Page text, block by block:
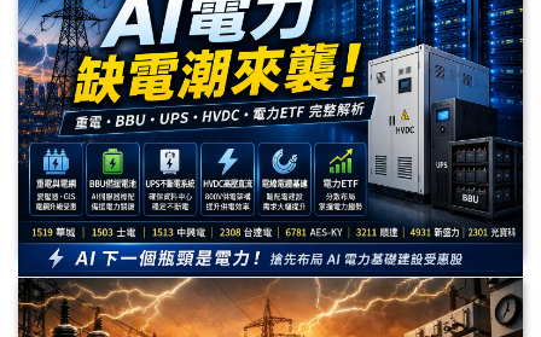
AI電力概念股有哪些？2026資料中心缺電潮受惠股整理｜重
電、BBU、UPS、HVDC與電力ETF完整解析